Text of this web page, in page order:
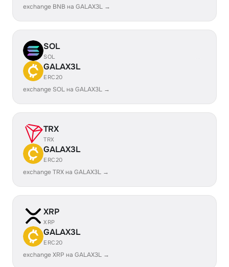
exchange BNB на GALAX3L →
SOL
SOL
GALAX3L
ERC20
exchange SOL на GALAX3L →
TRX
TRX
GALAX3L
ERC20
exchange TRX на GALAX3L →
XRP
XRP
GALAX3L
ERC20
exchange XRP на GALAX3L →